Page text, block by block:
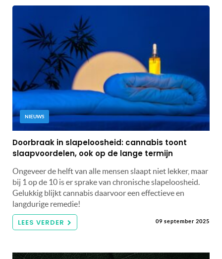
NIEUWS
Doorbraak in slapeloosheid: cannabis toont
slaapvoordelen, ook op de lange termijn
Ongeveer de helft van alle mensen slaapt niet lekker, maar
bij 1 op de 10 is er sprake van chronische slapeloosheid.
Gelukkig blijkt cannabis daarvoor een effectieve en
langdurige remedie!
LEES VERDER 09 september 2025